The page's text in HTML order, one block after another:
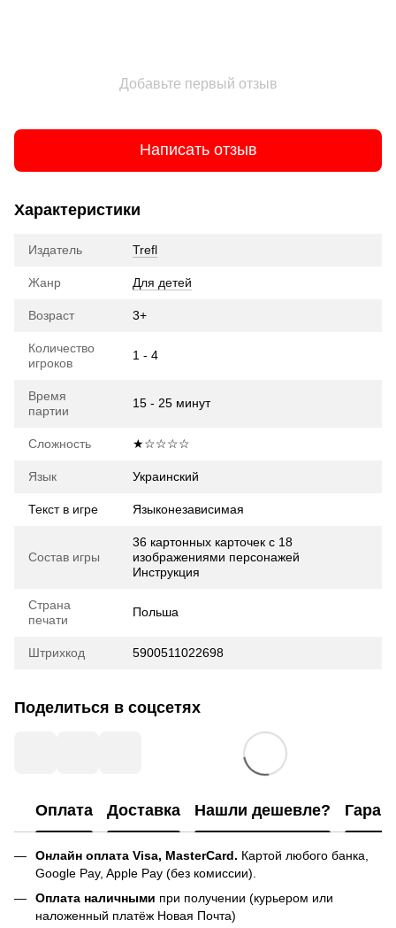
Добавьте первый отзыв
Написать отзыв
Характеристики
Издатель Trefl
Жанр Для детей
Возраст 3+
Количество
игроков
1 - 4
Время
партии
15 - 25 минут
Сложность ★☆☆☆☆
Язык Украинский
Текст в игре Языконезависимая
Состав игры
36 картонных карточек с 18
изображениями персонажей
Инструкция
Страна
печати
Польша
Штрихкод 5900511022698
Поделиться в соцсетях
Оплата Доставка Нашли дешевле?
Онлайн оплата Visa, MasterCard. Картой любого банка,
Google Pay, Apple Pay (без комиссии).
Оплата наличными при получении (курьером или
наложенный платёж Новая Почта)